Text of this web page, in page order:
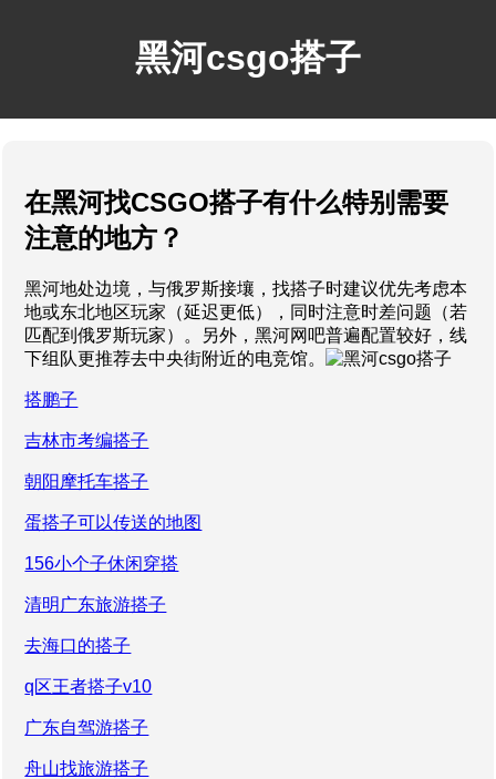
黑河csgo搭子
在黑河找CSGO搭子有什么特别需要
注意的地方？
黑河地处边境，与俄罗斯接壤，找搭子时建议优先考虑本
地或东北地区玩家（延迟更低），同时注意时差问题（若
匹配到俄罗斯玩家）。另外，黑河网吧普遍配置较好，线
下组队更推荐去中央街附近的电竞馆。
搭鹏子
吉林市考编搭子
朝阳摩托车搭子
蛋搭子可以传送的地图
156小个子休闲穿搭
清明广东旅游搭子
去海口的搭子
q区王者搭子v10
广东自驾游搭子
舟山找旅游搭子